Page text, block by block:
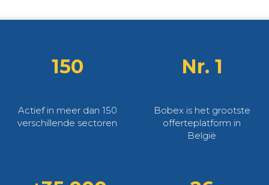
150
Actief in meer dan 150
verschillende sectoren
Nr. 1
Bobex is het grootste
offerteplatform in
België